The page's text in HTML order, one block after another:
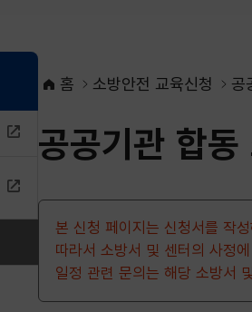
홈 소방안전 교육신청 공
공공기관 합동
드로 공유하기
오톡으로 공유하기
URL복사하기
인쇄하기
본 신청 페이지는 신청서를 작
따라서 소방서 및 센터의 사정
일정 관련 문의는 해당 소방서